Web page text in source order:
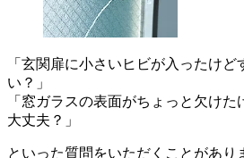
「玄関扉に小さいヒビが入ったけ
い？」
「窓ガラスの表面がちょっと欠け
大丈夫？」
といった質問をいただくことがあり